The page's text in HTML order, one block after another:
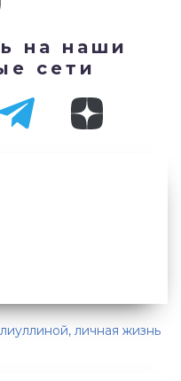
на наши
сети
личная жизнь